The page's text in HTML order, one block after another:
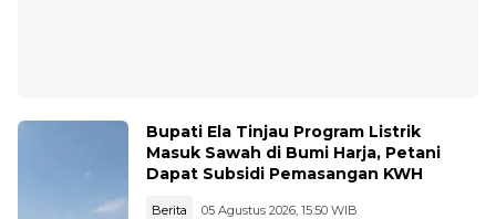
Bupati Ela Tinjau Program Listrik
Masuk Sawah di Bumi Harja, Petani
Dapat Subsidi Pemasangan KWH
Berita 05 Agustus 2026, 15:50 WIB